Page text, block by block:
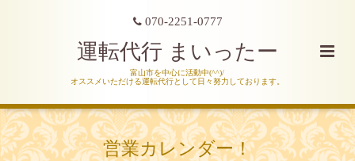
070-2251-0777
運転代行 まいったー
富山市を中心に活動中(^^)/
オススメいただける運転代行として日々努力しております。
営業カレンダー！